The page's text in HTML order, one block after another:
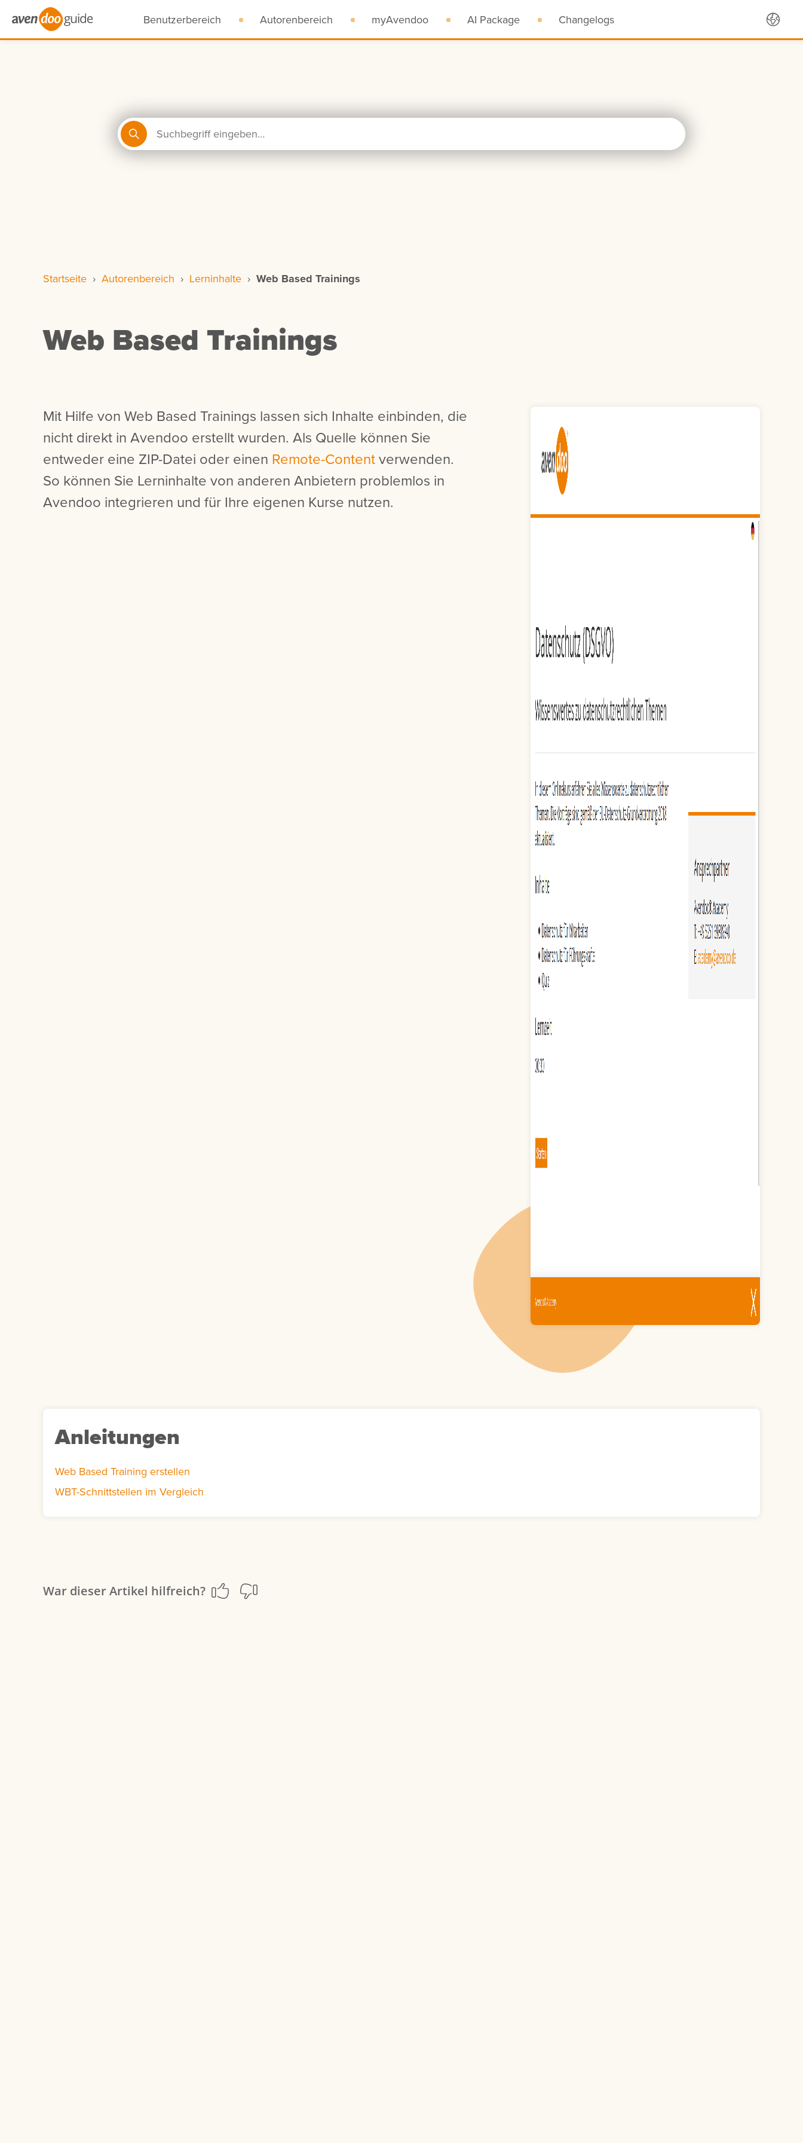
Benutzerbereich Autorenbereich myAvendoo AI Package Changelogs
Startseite › Autorenbereich › Lerninhalte › Web Based Trainings
Web Based Trainings
Mit Hilfe von Web Based Trainings lassen sich Inhalte einbinden, die
nicht direkt in Avendoo erstellt wurden. Als Quelle können Sie
entweder eine ZIP-Datei oder einen Remote-Contentverwenden.
So können Sie Lerninhalte von anderen Anbietern problemlos in
Avendoo integrieren und für Ihre eigenen Kurse nutzen.
Anleitungen
Web Based Training erstellen
WBT-Schnittstellen im Vergleich
War dieser Artikel hilfreich?